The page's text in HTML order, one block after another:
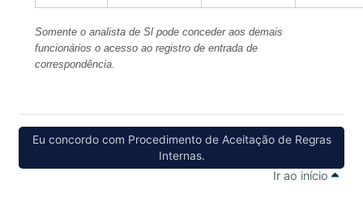
Somente o analista de Sl pode conceder aos demais
funcionários o acesso ao registro de entrada de
correspondência.
Eu concordo com Procedimento de Aceitação de Regras
Internas.
Ir ao início